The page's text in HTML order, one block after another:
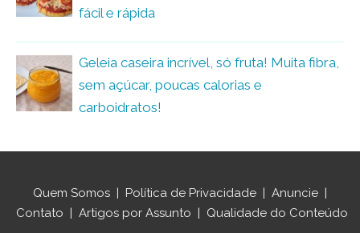
fácil e rápida
Geleia caseira incrível, só fruta! Muita fibra,
sem açúcar, poucas calorias e
carboidratos!
Quem Somos | Política de Privacidade | Anuncie |
Contato | Artigos por Assunto | Qualidade do Conteúdo